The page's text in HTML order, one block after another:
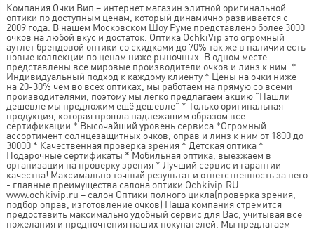
Компания Очки Вип – интернет магазин элитной оригинальной
оптики по доступным ценам, который динамично развивается с
2009 года. В нашем Московском Шоу Руме представлено более 3000
очков на любой вкус и достаток. Оптика OchkiVip это огромный
аутлет брендовой оптики со скидками до 70% так же в наличии есть
новые коллекции по ценам ниже рыночных. В одном месте
представлены все мировые производители очков и линз к ним. *
Индивидуальный подход к каждому клиенту * Цены на очки ниже
на 20-30% чем во всех оптиках, мы работаем на прямую со всеми
производителями, поэтому мы легко предлагаем акцию "Нашли
дешевле мы предложим ещё дешевле" * Только оригинальная
продукция, которая прошла надлежащим образом все
сертификации * Высочайший уровень сервиса *Огромный
ассортимент солнцезащитных очков, оправ и линз к ним от 1800 до
30000 * Качественная проверка зрения * Детская оптика *
Подарочные сертификаты * Мобильная оптика, выезжаем в
организации на проверку зрения * Лучший сервис и гарантии
качества! Максимально точный результат и ответственность за него
- главные преимущества салона оптики Ochkivip.RU
www.ochkivip.ru – салон Оптики полного цикла(проверка зрения,
подбор оправ, изготовление очков) Наша компания стремится
предоставить максимально удобный сервис для Вас, учитывая все
пожелания и предпочтения наших покупателей. Мы предлагаем